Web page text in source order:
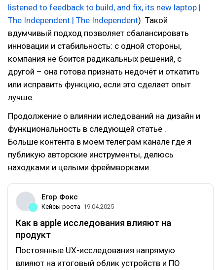
listened to feedback to build, and fix, its new laptop |
The Independent | The Independent). Такой
вдумчивый подход позволяет сбалансировать
инновации и стабильность: с одной стороны,
компания не боится радикальных решений, с
другой – она готова признать недочёт и откатить
или исправить функцию, если это сделает опыт
лучше.
Продолжение о влиянии иследований на дизайн и
функциональность в следующей статье .
Больше контента в моем телеграм канале где я
публикую авторские инструменты, делюсь
находками и целыми фреймворками
Егор Фокс
Кейсы роста 19.04.2025
Как в apple исследования влияют на
продукт
Постоянные UX-исследования напрямую
влияют на итоговый облик устройств и ПО